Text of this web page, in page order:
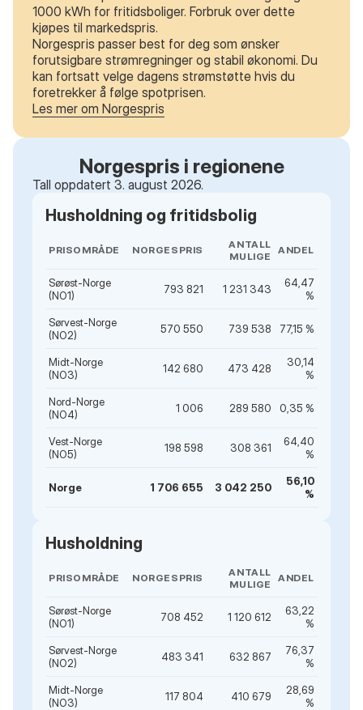
1000 kWh for fritidsboliger. Forbruk over dette
kjøpes til markedspris.
Norgespris passer best for deg som ønsker
forutsigbare strømregninger og stabil økonomi. Du
kan fortsatt velge dagens strømstøtte hvis du
foretrekker å følge spotprisen.
Les mer om Norgespris
Norgespris i regionene
Tall oppdatert 3. august 2026.
Husholdning og fritidsbolig
PRISOMRÅDE NORGESPRIS
ANTALL
MULIGE
ANDEL
Sørøst-Norge
(NO1)
793 821 1 231 343
64,47
%
Sørvest-Norge
(NO2)
570 550 739 538 77,15 %
Midt-Norge
(NO3)
142 680 473 428
30,14
%
Nord-Norge
(NO4)
1 006 289 580 0,35 %
Vest-Norge
(NO5)
198 598 308 361
64,40
%
Norge 1 706 655 3 042 250
56,10
%
Husholdning
PRISOMRÅDE NORGESPRIS
ANTALL
MULIGE
ANDEL
Sørøst-Norge
(NO1)
708 452 1 120 612
63,22
%
Sørvest-Norge
(NO2)
483 341 632 867
76,37
%
Midt-Norge
(NO3)
117 804 410 679
28,69
%